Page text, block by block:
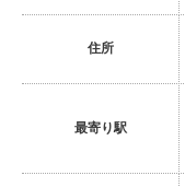
住所
最寄り駅